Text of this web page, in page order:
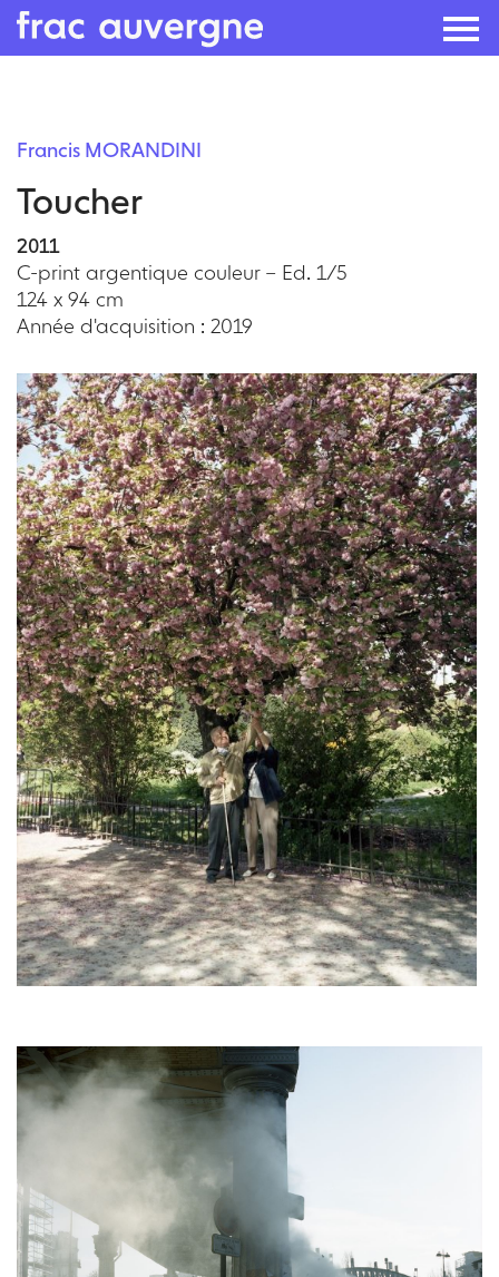
content
Francis MORANDINI
Toucher
2011
C-print argentique couleur – Ed. 1/5
124 x 94 cm
Année d'acquisition : 2019
Oeuvres du même artiste